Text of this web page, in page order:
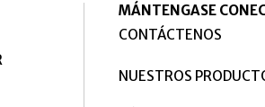
MÁNTENGASE
CONTÁCTENOS
NUESTROS